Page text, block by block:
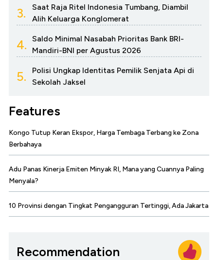
3.
Saat Raja Ritel Indonesia Tumbang, Diambil
Alih Keluarga Konglomerat
4.
Saldo Minimal Nasabah Prioritas Bank BRI-
Mandiri-BNI per Agustus 2026
5.
Polisi Ungkap Identitas Pemilik Senjata Api di
Sekolah Jaksel
Features
Kongo Tutup Keran Ekspor, Harga Tembaga Terbang ke Zona
Berbahaya
Adu Panas Kinerja Emiten Minyak RI, Mana yang Cuannya Paling
Menyala?
10 Provinsi dengan Tingkat Pengangguran Tertinggi, Ada Jakarta
Recommendation